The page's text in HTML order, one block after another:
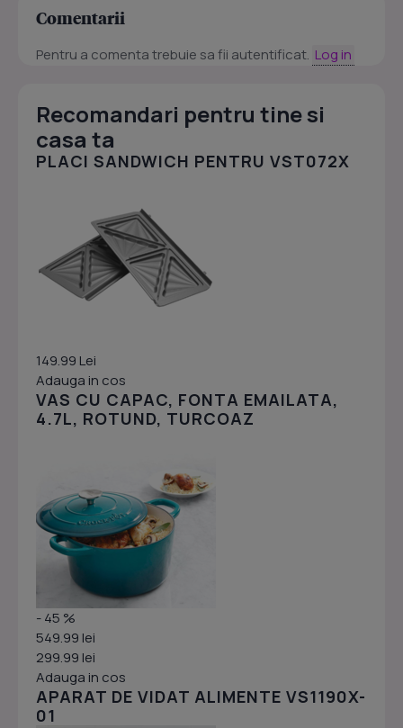
Comentarii
Pentru a comenta trebuie sa fii autentificat. Log in
Recomandari pentru tine si
casa ta
PLACI SANDWICH PENTRU VST072X
149.99 Lei
Adauga in cos
VAS CU CAPAC, FONTA EMAILATA,
4.7L, ROTUND, TURCOAZ
- 45 %
549.99 lei
299.99 lei
Adauga in cos
APARAT DE VIDAT ALIMENTE VS1190X-
01